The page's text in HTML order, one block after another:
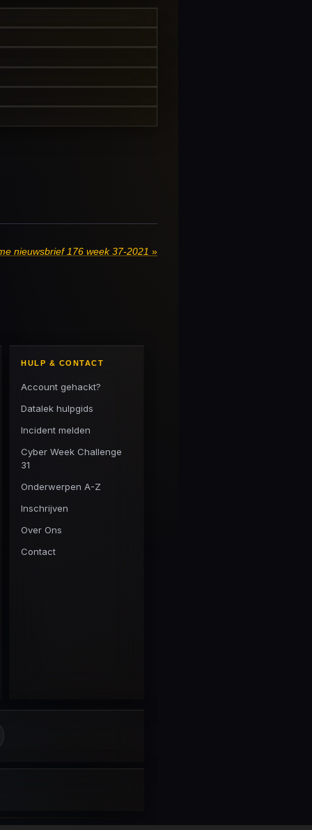
nieuwsbrief 176 week 37-2021 »
HULP & CONTACT
Account gehackt?
Datalek hulpgids
Incident melden
Cyber Week Challenge
31
Onderwerpen A-Z
Inschrijven
Over Ons
Contact